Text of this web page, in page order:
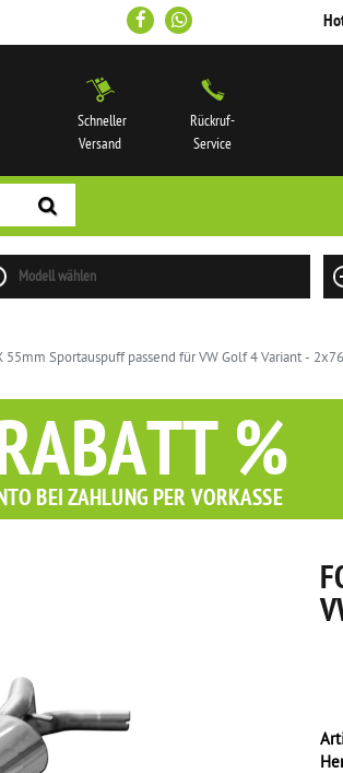
Schneller
Versand
Rückruf-
Service
Modell wählen
55mm Sportauspuff passend für VW Golf 4 Variant -
%
BEI ZAHLUNG PER VORKASSE